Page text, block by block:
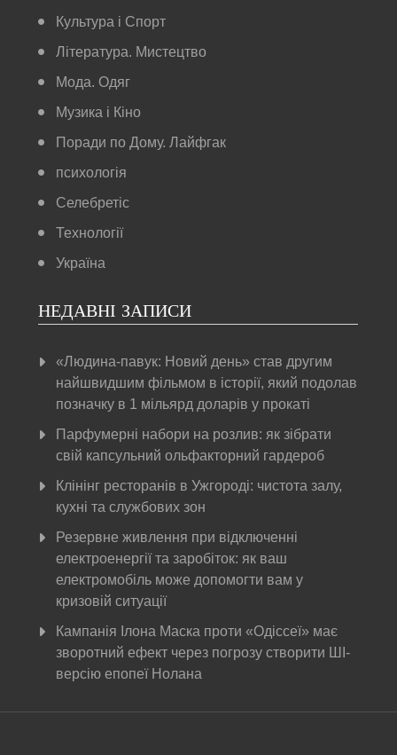
Культура і Спорт
Література. Мистецтво
Мода. Одяг
Музика і Кіно
Поради по Дому. Лайфгак
психологія
Селебретіс
Технології
Україна
НЕДАВНІ ЗАПИСИ
«Людина-павук: Новий день» став другим
найшвидшим фільмом в історії, який подолав
позначку в 1 мільярд доларів у прокаті
Парфумерні набори на розлив: як зібрати
свій капсульний ольфакторний гардероб
Клінінг ресторанів в Ужгороді: чистота залу,
кухні та службових зон
Резервне живлення при відключенні
електроенергії та заробіток: як ваш
електромобіль може допомогти вам у
кризовій ситуації
Кампанія Ілона Маска проти «Одіссеї» має
зворотний ефект через погрозу створити ШІ-
версію епопеї Нолана